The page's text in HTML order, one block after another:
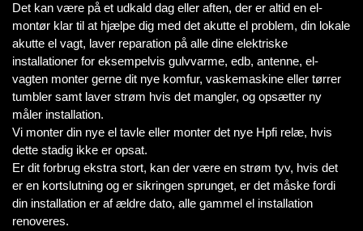
Det kan være på et udkald dag eller aften, der er altid en el-
montør klar til at hjælpe dig med det akutte el problem, din lokale
akutte el vagt, laver reparation på alle dine elektriske
installationer for eksempelvis gulvvarme, edb, antenne, el-
vagten monter gerne dit nye komfur, vaskemaskine eller tørrer
tumbler samt laver strøm hvis det mangler, og opsætter ny
måler installation.
Vi monter din nye el tavle eller monter det nye Hpfi relæ, hvis
dette stadig ikke er opsat.
Er dit forbrug ekstra stort, kan der være en strøm tyv, hvis det
er en kortslutning og er sikringen sprunget, er det måske fordi
din installation er af ældre dato, alle gammel el installation
renoveres.